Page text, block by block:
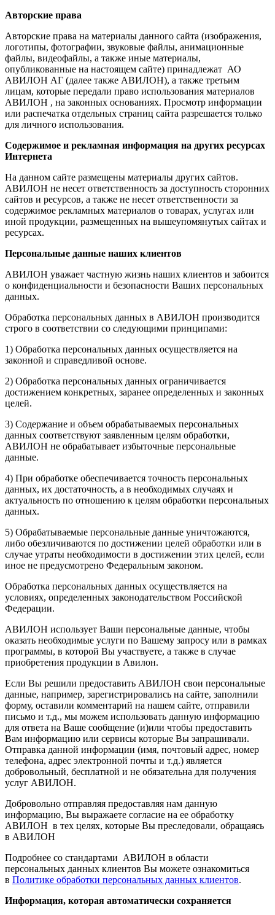
Авторские права
Авторские права на материалы данного сайта (изображения,
логотипы, фотографии, звуковые файлы, анимационные
файлы, видеофайлы, а также иные материалы,
опубликованные на настоящем сайте) принадлежат АО
АВИЛОН АГ (далее также АВИЛОН), а также третьим
лицам, которые передали право использования материалов
АВИЛОН , на законных основаниях. Просмотр информации
или распечатка отдельных страниц сайта разрешается только
для личного использования.
Содержимое и рекламная информация на других ресурсах
Интернета
На данном сайте размещены материалы других сайтов.
АВИЛОН не несет ответственность за доступность сторонних
сайтов и ресурсов, а также не несет ответственности за
содержимое рекламных материалов о товарах, услугах или
иной продукции, размещенных на вышеупомянутых сайтах и
ресурсах.
Персональные данные наших клиентов
АВИЛОН уважает частную жизнь наших клиентов и забоится
о конфиденциальности и безопасности Ваших персональных
данных.
Обработка персональных данных в АВИЛОН производится
строго в соответствии со следующими принципами:
1) Обработка персональных данных осуществляется на
законной и справедливой основе.
2) Обработка персональных данных ограничивается
достижением конкретных, заранее определенных и законных
целей.
3) Содержание и объем обрабатываемых персональных
данных соответствуют заявленным целям обработки,
АВИЛОН не обрабатывает избыточные персональные
данные.
4) При обработке обеспечивается точность персональных
данных, их достаточность, а в необходимых случаях и
актуальность по отношению к целям обработки персональных
данных.
5) Обрабатываемые персональные данные уничтожаются,
либо обезличиваются по достижении целей обработки или в
случае утраты необходимости в достижении этих целей, если
иное не предусмотрено Федеральным законом.
Обработка персональных данных осуществляется на
условиях, определенных законодательством Российской
Федерации.
АВИЛОН использует Ваши персональные данные, чтобы
оказать необходимые услуги по Вашему запросу или в рамках
программы, в которой Вы участвуете, а также в случае
приобретения продукции в Авилон.
Если Вы решили предоставить АВИЛОН свои персональные
данные, например, зарегистрировались на сайте, заполнили
форму, оставили комментарий на нашем сайте, отправили
письмо и т.д., мы можем использовать данную информацию
для ответа на Ваше сообщение (и)или чтобы предоставить
Вам информацию или сервисы которые Вы запрашивали.
Отправка данной информации (имя, почтовый адрес, номер
телефона, адрес электронной почты и т.д.) является
добровольный, бесплатной и не обязательна для получения
услуг АВИЛОН.
Добровольно отправляя предоставляя нам данную
информацию, Вы выражаете согласие на ее обработку
АВИЛОН в тех целях, которые Вы преследовали, обращаясь
в АВИЛОН
Подробнее со стандартами АВИЛОН в области
персональных данных клиентов Вы можете ознакомиться
в Политике обработки персональных данных клиентов.
Информация, которая автоматически сохраняется